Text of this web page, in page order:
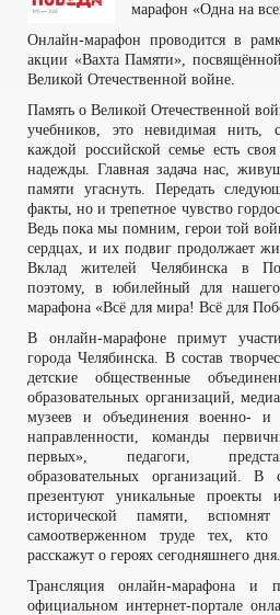
марафон «Одна на
Онлайн-марафон проводится в
акции «Вахта Памяти»,
Великой Отечественной войне.
Память о Великой Отечественной
учебников, это невидимая нить,
каждой российской семье есть
надежды. Главная задача нас,
памяти угаснуть. Передать
факты, но и трепетное чувство
Ведь пока мы помним, герои той
сердцах, и их подвиг продолжает
Вклад жителей Челябинска в
поэтому, в юбилейный для
марафона «Всё для мира! Всё для
В онлайн-марафоне примут
города Челябинска. В состав
детские общественные
образовательных организаций,
музеев и объединения военно- и
направленности, команды
первых», педагоги,
образовательных организаций.
презентуют уникальные
исторической памяти,
самоотверженном труде тех,
расскажут о героях сегодняшнего дня.
Трансляция онлайн-марафона и
официальном интернет-портале